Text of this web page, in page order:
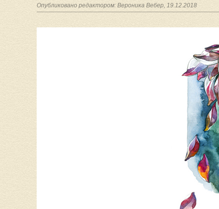
Опубликовано редактором: Вероника Вебер, 19.12.2018